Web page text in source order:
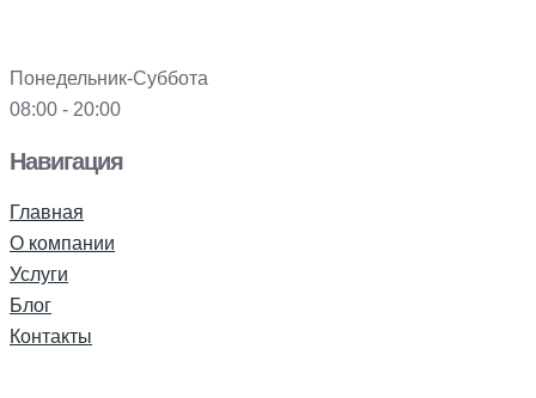
Понедельник-Суббота
08:00 - 20:00
Навигация
Главная
О компании
Услуги
Блог
Контакты